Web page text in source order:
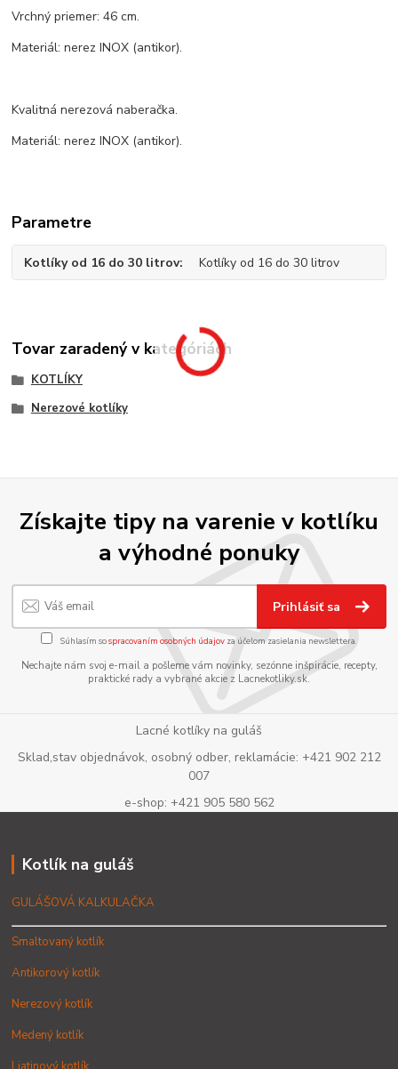
Vrchný priemer: 46 cm.
Materiál: nerez INOX (antikor).
Kvalitná nerezová naberačka.
Materiál: nerez INOX (antikor).
Parametre
Kotlíky od 16 do 30 litrov Kotlíky od 16 do 30 litrov
Tovar zaradený v kategóriách
KOTLÍKY
Nerezové kotlíky
Získajte tipy na varenie v kotlíku
a výhodné ponuky
Prihlásiť sa
Súhlasím sospracovaním osobných údajov za účelom zasielania newslettera.
Nechajte nám svoj e-mail a pošleme vám novinky, sezónne inšpirácie, recepty,
praktické rady a vybrané akcie z Lacnekotliky.sk.
Lacné kotlíky na guláš
Sklad,stav objednávok, osobný odber, reklamácie: +421 902 212
007
e-shop: +421 905 580 562
Kotlík na guláš
GULÁŠOVÁ KALKULAČKA
Smaltovaný kotlík
Antikorový kotlík
Nerezový kotlík
Medený kotlík